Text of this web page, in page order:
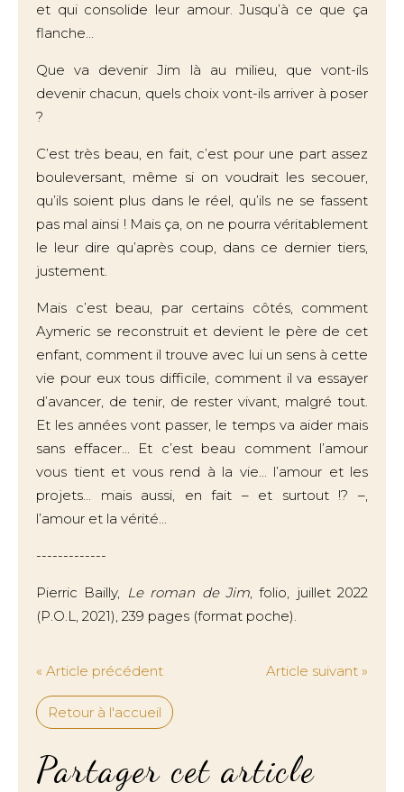
et qui consolide leur amour. Jusqu’à ce que ça
flanche...
Que va devenir Jim là au milieu, que vont-ils
devenir chacun, quels choix vont-ils arriver à poser
?
C’est très beau, en fait, c’est pour une part assez
bouleversant, même si on voudrait les secouer,
qu’ils soient plus dans le réel, qu’ils ne se fassent
pas mal ainsi ! Mais ça, on ne pourra véritablement
le leur dire qu’après coup, dans ce dernier tiers,
justement.
Mais c’est beau, par certains côtés, comment
Aymeric se reconstruit et devient le père de cet
enfant, comment il trouve avec lui un sens à cette
vie pour eux tous difficile, comment il va essayer
d’avancer, de tenir, de rester vivant, malgré tout.
Et les années vont passer, le temps va aider mais
sans effacer... Et c’est beau comment l’amour
vous tient et vous rend à la vie... l’amour et les
projets... mais aussi, en fait – et surtout !? –,
l’amour et la vérité...
-------------
Pierric Bailly, Le roman de Jim, folio, juillet 2022
(P.O.L, 2021), 239 pages (format poche).
« Article précédent Article suivant »
Retour à l'accueil
Partager cet article